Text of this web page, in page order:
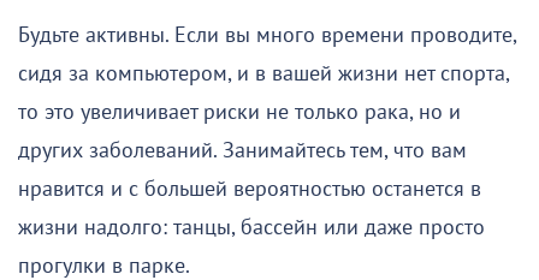
Будьте активны. Если вы много времени проводите,
сидя за компьютером, и в вашей жизни нет спорта,
то это увеличивает риски не только рака, но и
других заболеваний. Занимайтесь тем, что вам
нравится и с большей вероятностью останется в
жизни надолго: танцы, бассейн или даже просто
прогулки в парке.